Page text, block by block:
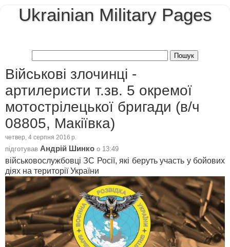
Ukrainian Military Pages
Військові злочинці -
артилеристи т.зв. 5 окремої
мотострілецької бригади (в/ч
08805, Макіївка)
четвер, 4 серпня 2016 р.
підготував Андрій Шинко о 13:49
військовослужбовці ЗС Росії, які беруть участь у бойових
діях на території України